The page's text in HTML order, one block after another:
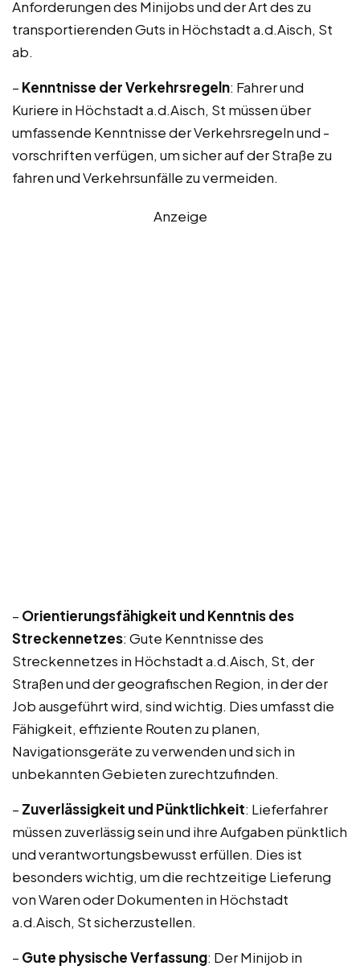
Anforderungen des Minijobs und der Art des zu
transportierenden Guts in Höchstadt a.d.Aisch, St
ab.
– Kenntnisse der Verkehrsregeln: Fahrer und
Kuriere in Höchstadt a.d.Aisch, St müssen über
umfassende Kenntnisse der Verkehrsregeln und -
vorschriften verfügen, um sicher auf der Straße zu
fahren und Verkehrsunfälle zu vermeiden.
Anzeige
– Orientierungsfähigkeit und Kenntnis des
Streckennetzes: Gute Kenntnisse des
Streckennetzes in Höchstadt a.d.Aisch, St, der
Straßen und der geografischen Region, in der der
Job ausgeführt wird, sind wichtig. Dies umfasst die
Fähigkeit, effiziente Routen zu planen,
Navigationsgeräte zu verwenden und sich in
unbekannten Gebieten zurechtzufinden.
– Zuverlässigkeit und Pünktlichkeit: Lieferfahrer
müssen zuverlässig sein und ihre Aufgaben pünktlich
und verantwortungsbewusst erfüllen. Dies ist
besonders wichtig, um die rechtzeitige Lieferung
von Waren oder Dokumenten in Höchstadt
a.d.Aisch, St sicherzustellen.
– Gute physische Verfassung: Der Minijob in